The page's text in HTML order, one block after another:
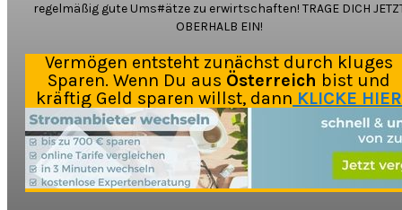
regelmäßig gute Ums#ätze zu erwirtschaften! TRAGE DICH
OBERHALB EIN!
Vermögen entsteht zunächst durch kluges
Sparen. Wenn Du aus Österreich bist und
kräftig Geld sparen willst, dann KLICKE HIER